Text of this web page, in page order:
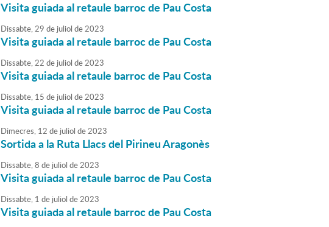
Visita guiada al retaule barroc de Pau Costa
Dissabte,29 de juliol de2023
Visita guiada al retaule barroc de Pau Costa
Dissabte,22 de juliol de2023
Visita guiada al retaule barroc de Pau Costa
Dissabte, 15 de juliol de2023
Visita guiada al retaule barroc de Pau Costa
Dimecres, 12 de juliol de2023
Sortida a la Ruta Llacs del Pirineu Aragonès
Dissabte,8 de juliol de2023
Visita guiada al retaule barroc de Pau Costa
Dissabte, 1 de juliol de2023
Visita guiada al retaule barroc de Pau Costa